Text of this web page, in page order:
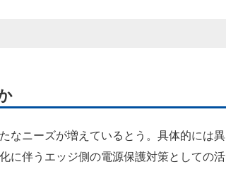
なニーズが増えているとう。具体的には異
に伴うエッジ側の電源保護対策としての活